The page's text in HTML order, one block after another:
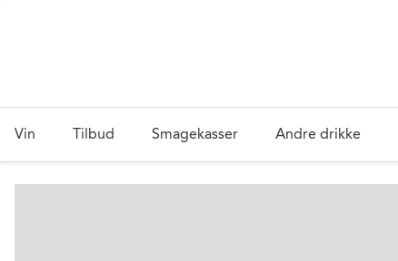
Vin Tilbud Smagekasser Andre drikke